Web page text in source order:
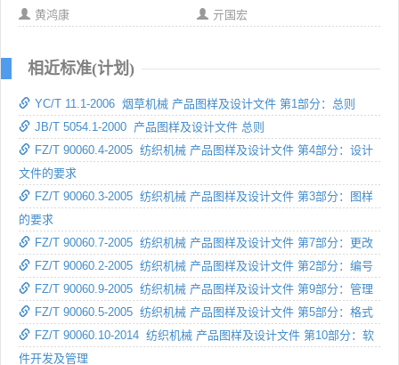
黄鸿康 亓国宏
相近标准(计划)
YC/T 11.1-2006 烟草机械 产品图样及设计文件 第1部分：总则
JB/T 5054.1-2000 产品图样及设计文件 总则
FZ/T 90060.4-2005 纺织机械 产品图样及设计文件 第4部分：设计
文件的要求
FZ/T 90060.3-2005 纺织机械 产品图样及设计文件 第3部分：图样
的要求
FZ/T 90060.7-2005 纺织机械 产品图样及设计文件 第7部分：更改
FZ/T 90060.2-2005 纺织机械 产品图样及设计文件 第2部分：编号
FZ/T 90060.9-2005 纺织机械 产品图样及设计文件 第9部分：管理
FZ/T 90060.5-2005 纺织机械 产品图样及设计文件 第5部分：格式
FZ/T 90060.10-2014 纺织机械 产品图样及设计文件 第10部分：软
件开发及管理